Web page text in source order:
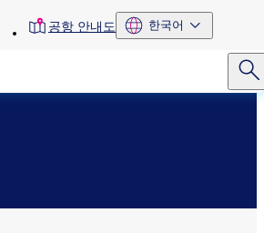
toolbar공항 안내도 한국어